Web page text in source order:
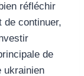
réfléchir
de continuer,
de
ukrainien